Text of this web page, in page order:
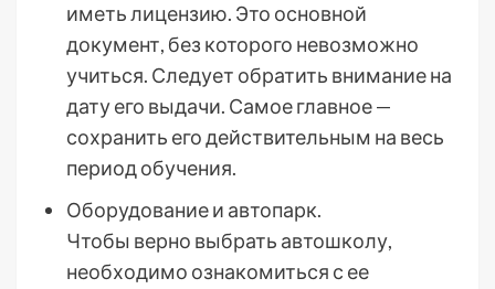
иметь лицензию. Это основной
документ, без которого невозможно
учиться. Следует обратить внимание на
дату его выдачи. Самое главное —
сохранить его действительным на весь
период обучения.
Оборудование и автопарк.
Чтобы верно выбрать автошколу,
необходимо ознакомиться с ее